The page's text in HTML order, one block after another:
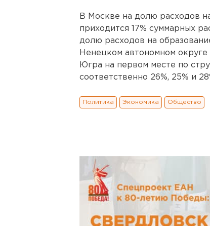
В Москве на долю расходов
приходится 17% суммарных
долю расходов на
Ненецком автономном
Югра на первом месте по
соответственно 26%, 25% и
Политика Экономика Общество